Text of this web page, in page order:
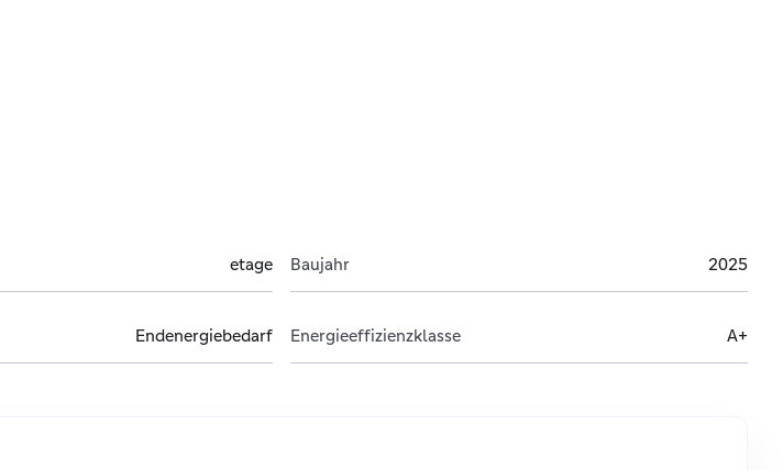
etage Baujahr 2025
Endenergiebedarf Energieeffizienzklasse A+